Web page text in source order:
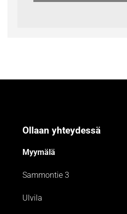
Ollaan yhteydessä
Myymälä
Sammontie 3
Ulvila